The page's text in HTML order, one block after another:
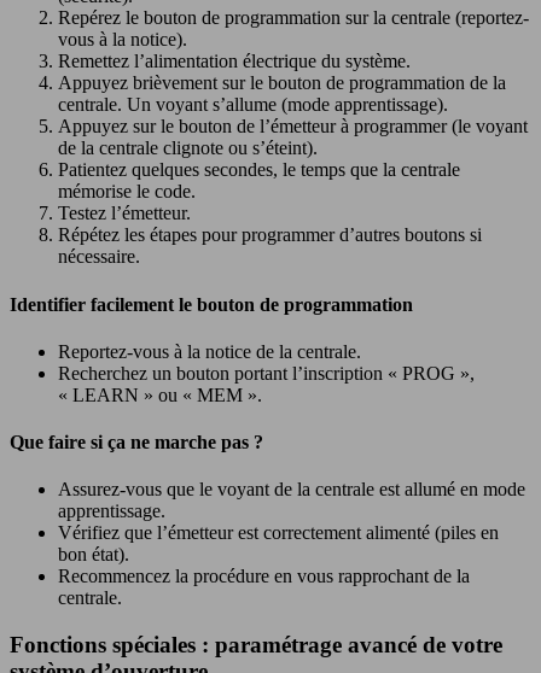
Repérez le bouton de programmation sur la centrale (reportez-
vous à la notice).
Remettez l’alimentation électrique du système.
Appuyez brièvement sur le bouton de programmation de la
centrale. Un voyant s’allume (mode apprentissage).
Appuyez sur le bouton de l’émetteur à programmer (le voyant
de la centrale clignote ou s’éteint).
Patientez quelques secondes, le temps que la centrale
mémorise le code.
Testez l’émetteur.
Répétez les étapes pour programmer d’autres boutons si
nécessaire.
Identifier facilement le bouton de programmation
Reportez-vous à la notice de la centrale.
Recherchez un bouton portant l’inscription « PROG »,
« LEARN » ou « MEM ».
Que faire si ça ne marche pas ?
Assurez-vous que le voyant de la centrale est allumé en mode
apprentissage.
Vérifiez que l’émetteur est correctement alimenté (piles en
bon état).
Recommencez la procédure en vous rapprochant de la
centrale.
Fonctions spéciales : paramétrage avancé de votre